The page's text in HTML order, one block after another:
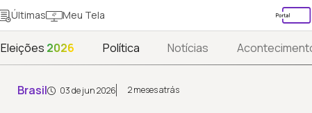
Últimas Meu Tela
Eleições 2026 Política Notícias
Brasil 03 de jun 2026 2 meses atrás